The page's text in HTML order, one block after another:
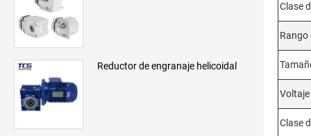
Reductor de engranaje helicoidal
Clase
Rango
Clase